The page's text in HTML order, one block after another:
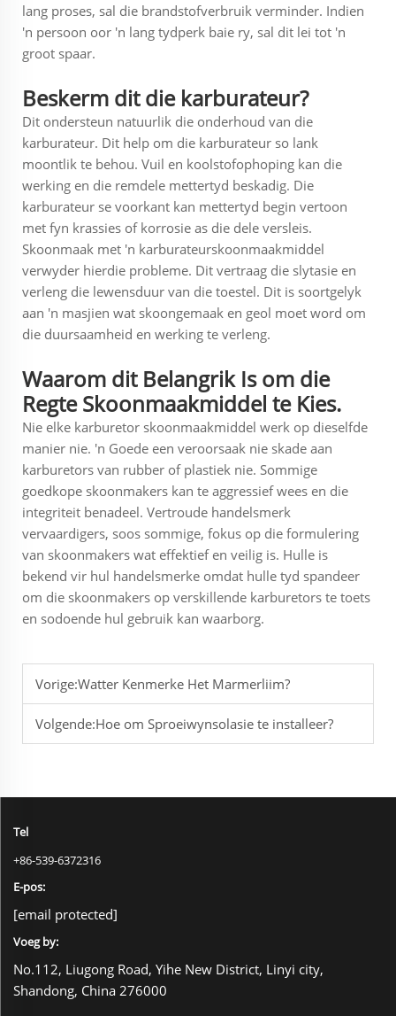
lang proses, sal die brandstofverbruik verminder. Indien
'n persoon oor 'n lang tydperk baie ry, sal dit lei tot 'n
groot spaar.
Beskerm dit die karburateur?
Dit ondersteun natuurlik die onderhoud van die
karburateur. Dit help om die karburateur so lank
moontlik te behou. Vuil en koolstofophoping kan die
werking en die remdele mettertyd beskadig. Die
karburateur se voorkant kan mettertyd begin vertoon
met fyn krassies of korrosie as die dele versleis.
Skoonmaak met 'n karburateurskoonmaakmiddel
verwyder hierdie probleme. Dit vertraag die slytasie en
verleng die lewensduur van die toestel. Dit is soortgelyk
aan 'n masjien wat skoongemaak en geol moet word om
die duursaamheid en werking te verleng.
Waarom dit Belangrik Is om die
Regte Skoonmaakmiddel te Kies.
Nie elke karburetor skoonmaakmiddel werk op dieselfde
manier nie. 'n Goede een veroorsaak nie skade aan
karburetors van rubber of plastiek nie. Sommige
goedkope skoonmakers kan te aggressief wees en die
integriteit benadeel. Vertroude handelsmerk
vervaardigers, soos sommige, fokus op die formulering
van skoonmakers wat effektief en veilig is. Hulle is
bekend vir hul handelsmerke omdat hulle tyd spandeer
om die skoonmakers op verskillende karburetors te toets
en sodoende hul gebruik kan waarborg.
Vorige:Watter Kenmerke Het Marmerliim?
Volgende:Hoe om Sproeiwynsolasie te installeer?
Tel
+86-539-6372316
E-pos:
[email protected]
Voeg by:
No.112, Liugong Road, Yihe New District, Linyi city,
Shandong, China 276000